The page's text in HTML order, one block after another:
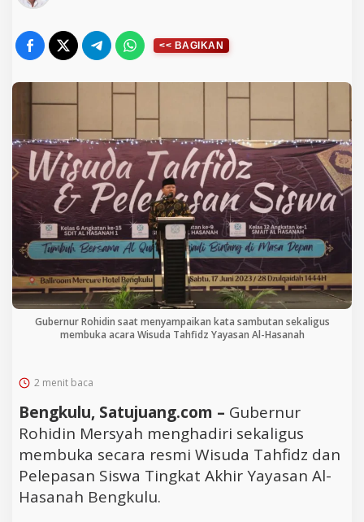
Gubernur Rohidin saat menyampaikan kata sambutan sekaligus
membuka acara Wisuda Tahfidz Yayasan Al-Hasanah
2 menit baca
Bengkulu, Satujuang.com – Gubernur
Rohidin Mersyah menghadiri sekaligus
membuka secara resmi Wisuda Tahfidz dan
Pelepasan Siswa Tingkat Akhir Yayasan Al-
Hasanah Bengkulu.